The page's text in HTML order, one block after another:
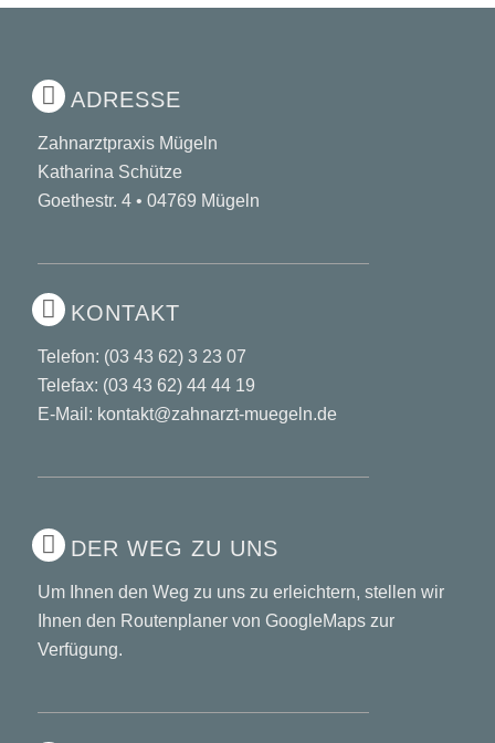
ADRESSE
Zahnarztpraxis Mügeln
Katharina Schütze
Goethestr. 4 • 04769 Mügeln
KONTAKT
Telefon: (03 43 62) 3 23 07
Telefax: (03 43 62) 44 44 19
E-Mail: kontakt@zahnarzt-muegeln.de
DER WEG ZU UNS
Um Ihnen den Weg zu uns zu erleichtern, stellen wir
Ihnen den Routenplaner von GoogleMapszur
Verfügung.